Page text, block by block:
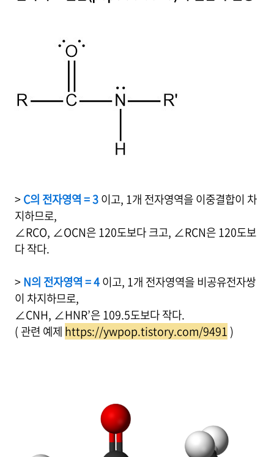
>C의 전자영역 = 3이고, 1개 전자영역을 이중결합이 차
지하므로,
∠RCO, ∠OCN은 120도보다 크고, ∠RCN은 120도보
다 작다.
>N의 전자영역 = 4이고, 1개 전자영역을 비공유전자쌍
이 차지하므로,
∠CNH, ∠HNR’은 109.5도보다 작다.
( 관련 예제 https://ywpop.tistory.com/9491 )